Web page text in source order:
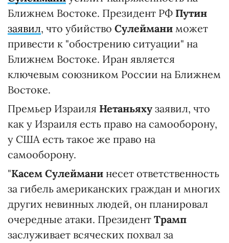
Ближнем Востоке. Президент РФ Путин
заявил, что убийство Сулеймани может
привести к "обострению ситуации" на
Ближнем Востоке. Иран является
ключевым союзником России на Ближнем
Востоке.
Премьер Израиля Нетаньяху заявил, что
как у Израиля есть право на самооборону,
у США есть такое же право на
самооборону.
"Касем Сулеймани несет ответственность
за гибель американских граждан и многих
других невинных людей, он планировал
очередные атаки. Президент Трамп
заслуживает всяческих похвал за